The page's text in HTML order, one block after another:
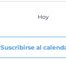
Hoy
Suscribirse al